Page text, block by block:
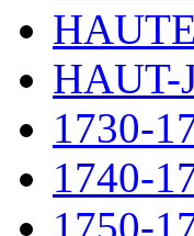
HAUT-
1730-
1740-